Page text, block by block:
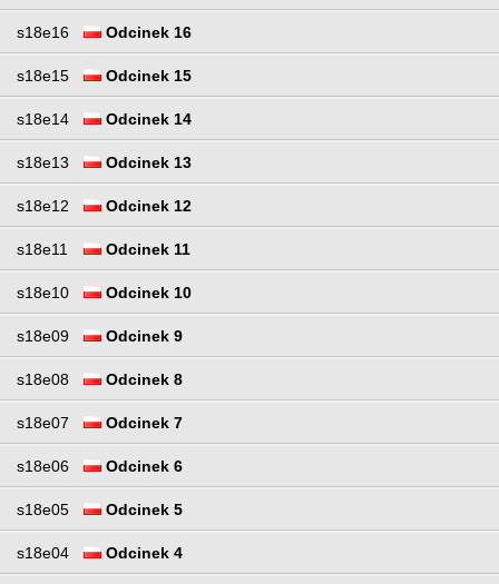
s18e16 Odcinek 16
s18e15 Odcinek 15
s18e14 Odcinek 14
s18e13 Odcinek 13
s18e12 Odcinek 12
s18e11 Odcinek 11
s18e10 Odcinek 10
s18e09 Odcinek 9
s18e08 Odcinek 8
s18e07 Odcinek 7
s18e06 Odcinek 6
s18e05 Odcinek 5
s18e04 Odcinek 4